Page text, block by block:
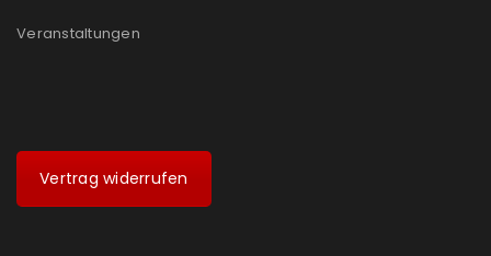
Veranstaltungen
Vertrag widerrufen